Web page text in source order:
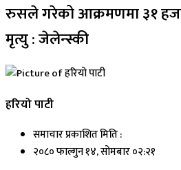
रुसले गरेको आक्रमणमा ३१
मृत्यु : जेलेन्स्की
हरियो पाटी
समाचार प्रकाशित मिति :
२०८० फाल्गुन १४, सोमबार ०२:२१